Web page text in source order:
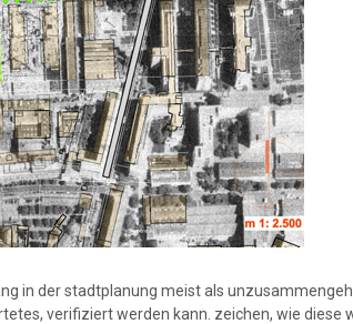
in der stadtplanung meist als
verifiziert werden kann. zeichen, wie diese